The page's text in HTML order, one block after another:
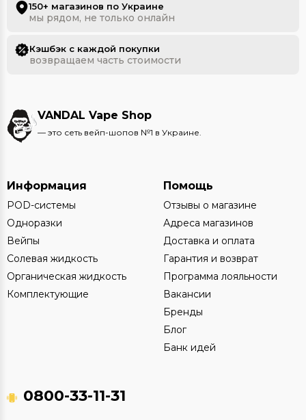
150+ магазинов по Украине
мы рядом, не только онлайн
Кэшбэк с каждой покупки
возвращаем часть стоимости
VANDAL Vape Shop
— это сеть вейп-шопов №1 в Украине.
Информация
POD-системы
Одноразки
Вейпы
Солевая жидкость
Органическая жидкость
Комплектующие
Помощь
Отзывы о магазине
Адреса магазинов
Доставка и оплата
Гарантия и возврат
Программа лояльности
Вакансии
Бренды
Блог
Банк идей
0800-33-11-31